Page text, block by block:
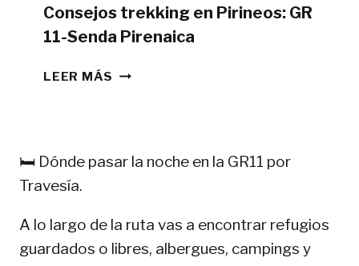
Consejos trekking en Pirineos: GR
11-Senda Pirenaica
LEER MÁS CONSEJOS
11-
🛏️ Dónde pasar la noche en la GR11 por
Travesía.
A lo largo de la ruta vas a encontrar refugios
guardados o libres, albergues, campings y